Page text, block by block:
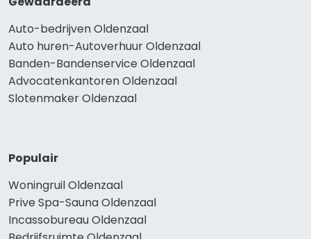
Auto-bedrijven Oldenzaal
Auto huren-Autoverhuur Oldenzaal
Banden-Bandenservice Oldenzaal
Advocatenkantoren Oldenzaal
Slotenmaker Oldenzaal
Populair
Woningruil Oldenzaal
Prive Spa-Sauna Oldenzaal
Incassobureau Oldenzaal